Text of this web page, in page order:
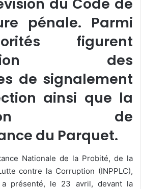
du Code de
pénale. Parmi
figurent
des
de signalement
ainsi que la
de
du Parquet.
Nationale de la Probité, de la
contre la Corruption (INPPLC),
a présenté, le 23 avril, devant la